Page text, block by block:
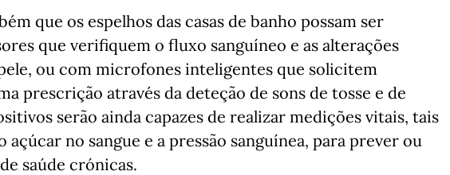
que os espelhos das casas de banho possam ser
que verifiquem o fluxo sanguíneo e as alterações
ou com microfones inteligentes que solicitem
prescrição através da deteção de sons de tosse e de
serão ainda capazes de realizar medições vitais, tais
açúcar no sangue e a pressão sanguínea, para prever ou
saúde crónicas.